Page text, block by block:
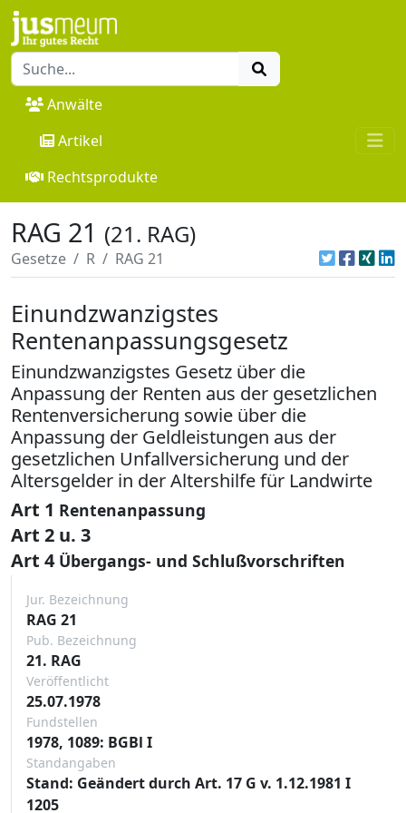
Anwälte
Artikel
Rechtsprodukte
RAG 21 (21. RAG)
Gesetze R RAG 21
Einundzwanzigstes
Rentenanpassungsgesetz
Einundzwanzigstes Gesetz über die
Anpassung der Renten aus der gesetzlichen
Rentenversicherung sowie über die
Anpassung der Geldleistungen aus der
gesetzlichen Unfallversicherung und der
Altersgelder in der Altershilfe für Landwirte
Art 1 Rentenanpassung
Art 2 u. 3
Art 4 Übergangs- und Schlußvorschriften
Jur. Bezeichnung
RAG 21
Pub. Bezeichnung
21. RAG
Veröffentlicht
25.07.1978
Fundstellen
1978, 1089: BGBl I
Standangaben
Stand: Geändert durch Art. 17 G v. 1.12.1981 I
1205